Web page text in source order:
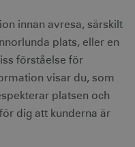
innan avresa, särskilt
plats, eller en
förståelse för
visar du, som
platsen och
dig att kunderna är